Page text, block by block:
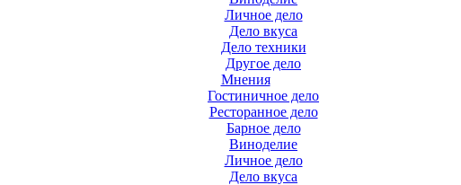
Личное дело
Дело вкуса
Дело техники
Другое дело
Мнения
Гостиничное дело
Ресторанное дело
Барное дело
Виноделие
Личное дело
Дело вкуса